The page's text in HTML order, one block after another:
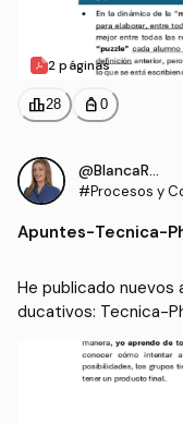
2 páginas
leaderboard28 personal_bag 0
#Procesos y
Apuntes-Tecnica-
He publicado nuevos
ducativos: Tecnica-